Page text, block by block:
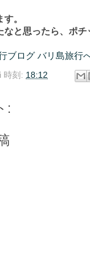
。
なと思ったら、ポ
時刻: 18:12
: